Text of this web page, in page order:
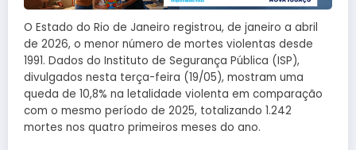
O Estado do Rio de Janeiro registrou, de janeiro a abril
de 2026, o menor número de mortes violentas desde
1991. Dados do Instituto de Segurança Pública (ISP),
divulgados nesta terça-feira (19/05), mostram uma
queda de 10,8% na letalidade violenta em comparação
com o mesmo período de 2025, totalizando 1.242
mortes nos quatro primeiros meses do ano.